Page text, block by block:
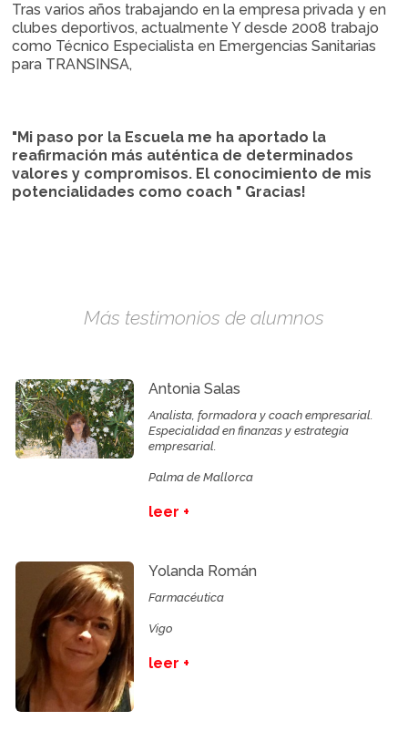
Tras varios años trabajando en la empresa privada y en
clubes deportivos, actualmente Y desde 2008 trabajo
como Técnico Especialista en Emergencias Sanitarias
para TRANSINSA,
"Mi paso por la Escuela me ha aportado la
reafirmación más auténtica de determinados
valores y compromisos. El conocimiento de mis
potencialidades como coach " Gracias!
Más testimonios de alumnos
Antonia Salas
Analista, formadora y coach empresarial.
Especialidad en finanzas y estrategia
empresarial.
Palma de Mallorca
leer +
Yolanda Román
Farmacéutica
Vigo
leer +